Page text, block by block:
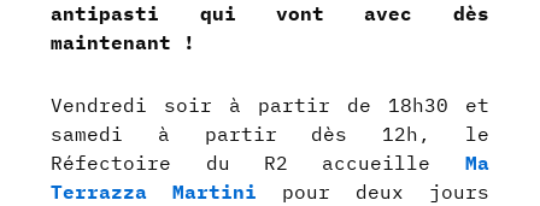
antipasti qui vont avec dès
maintenant !
Vendredi soir à partir de 18h30 et
samedi à partir dès 12h, le
Réfectoire du R2 accueille Ma
Terrazza Martini pour deux jours